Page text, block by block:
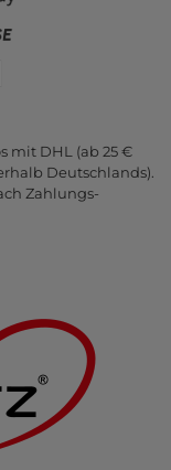
mit DHL (ab 25 €
Deutsch­lands).
Zahlungs­